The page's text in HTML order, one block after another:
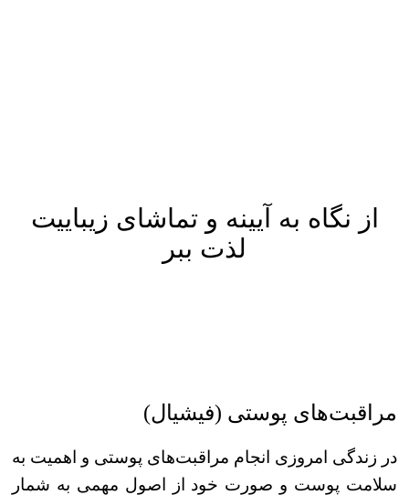
از نگاه به آیینه و تماشای زیباییت
لذت ببر
مراقبت‌های پوستی (فیشیال)
در زندگی امروزی انجام مراقبت‌های پوستی و اهمیت به
سلامت پوست و صورت خود از اصول مهمی به شمار